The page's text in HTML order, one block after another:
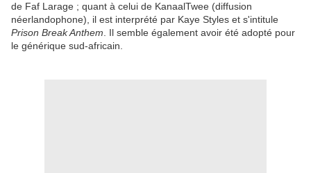
de Faf Larage ; quant à celui de KanaalTwee (diffusion
néerlandophone), il est interprété par Kaye Styles et s'intitule
Prison Break Anthem. Il semble également avoir été adopté pour
le générique sud-africain.